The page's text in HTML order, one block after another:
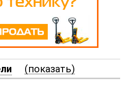
(показать)